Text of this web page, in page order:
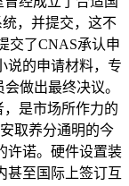
统，并提交，这不
交了CNAS承认申
说的申请材料，专
做出最终决议。
是市场所作力的
取养分通明的今
许诺。硬件设置装
甚至国际上签订互